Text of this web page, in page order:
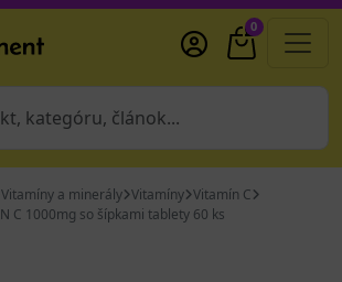
0
Vitamíny a minerály Vitamíny Vitamín C
C 1000mg so šípkami tablety 60 ks